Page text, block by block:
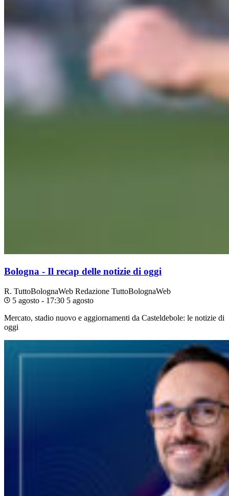
Bologna - Il recap delle notizie di oggi
R. TuttoBolognaWeb Redazione TuttoBolognaWeb
5 agosto - 17:30 5 agosto
Mercato, stadio nuovo e aggiornamenti da Casteldebole: le notizie di
oggi